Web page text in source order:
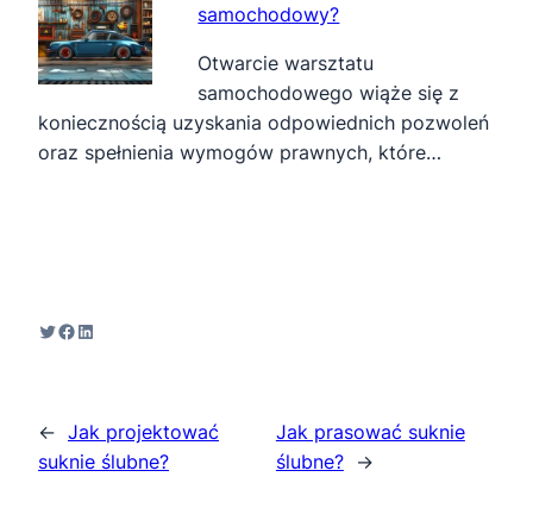
samochodowy?
Otwarcie warsztatu
samochodowego wiąże się z
koniecznością uzyskania odpowiednich pozwoleń
oraz spełnienia wymogów prawnych, które…
Twitter
Facebook
LinkedIn
← Jak projektować
suknie ślubne?
Jak prasować suknie
ślubne?
→